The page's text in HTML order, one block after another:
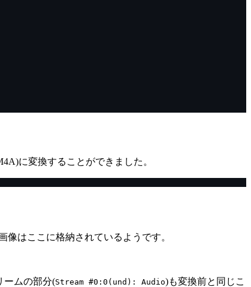
に変換することができました。
はここに格納されているようです。
ームの部分(Stream #0:0(und): Audio)も変換前と同じこ